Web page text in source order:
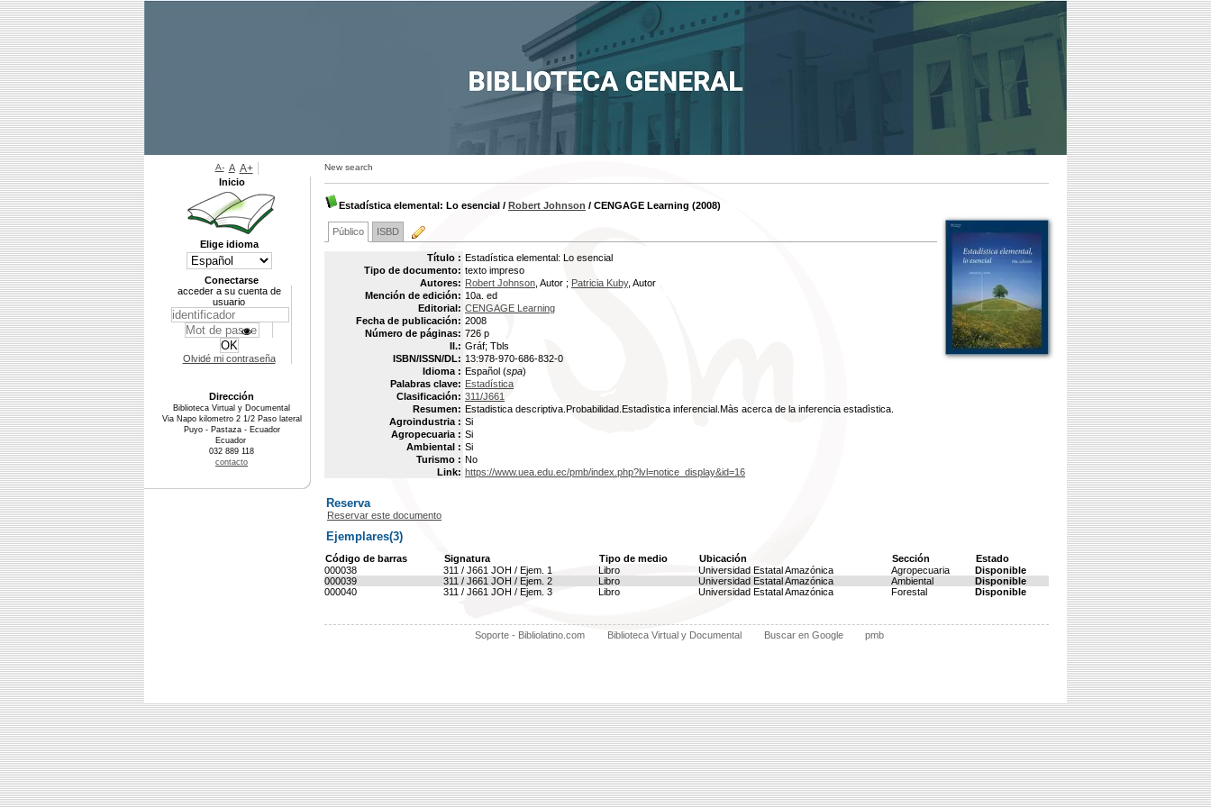
New search
Estadística elemental: Lo esencial / Robert Johnson / CENGAGE Learning (2008)
Público ISBD
Título : Estadística elemental: Lo esencial
Tipo de documento: texto impreso
Autores: Robert Johnson , Autor ; Patricia Kuby, Autor
Mención de edición: 10a. ed
Editorial: CENGAGE Learning
Fecha de publicación: 2008
Número de páginas: 726 p
Il.: Gráf; Tbls
ISBN/ISSN/DL: 13:978-970-686-832-0
Idioma : Español (spa)
Palabras clave: Estadística
Clasificación: 311/J661
Resumen: Estadistica descriptiva.Probabilidad.Estadìstica inferencial.Màs acerca de la inferencia estadìstica.
Agroindustria : Si
Agropecuaria : Si
Ambiental : Si
Turismo : No
Link: https://www.uea.edu.ec/pmb/index.php?lvl=notice_display&id=16
Reserva
Reservar este documento
Ejemplares(3)
Código de barras Signatura Tipo de medio Ubicación Sección
Estado
000038
311 / J661 JOH / Ejem. 1 Libro Universidad Estatal Amazónica Agropecuaria
Disponible
000039
311 / J661 JOH / Ejem. 2 Libro Universidad Estatal Amazónica Ambiental
Disponible
000040
311 / J661 JOH / Ejem. 3 Libro Universidad Estatal Amazónica Forestal Disponible
Soporte - Bibliolatino.com Biblioteca Virtual y Documental Buscar en Google pmb
A- A A+
Inicio
Elige idioma
Conectarse
acceder a su cuenta de
usuario
Olvidé mi contraseña
Dirección
Biblioteca Virtual y Documental
Via Napo kilometro 2 1/2 Paso lateral
Puyo - Pastaza - Ecuador
Ecuador
032 889 118
contacto